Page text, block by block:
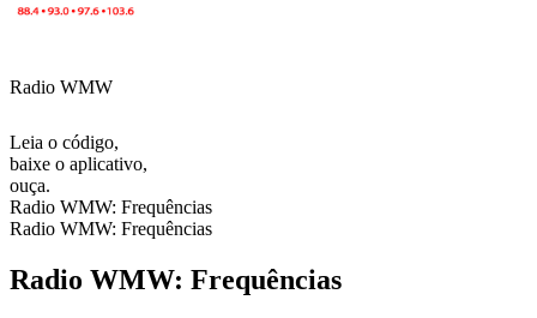
Radio WMW
Leia o código,
baixe o aplicativo,
ouça.
Radio WMW: Frequências
Radio WMW: Frequências
Radio WMW: Frequências